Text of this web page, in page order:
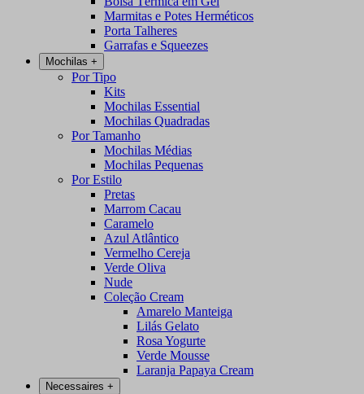
Marmitas e Potes Herméticos
Porta Talheres
Garrafas e Squeezes
Mochilas +
Por Tipo
Kits
Mochilas Essential
Mochilas Quadradas
Por Tamanho
Mochilas Médias
Mochilas Pequenas
Por Estilo
Pretas
Marrom Cacau
Caramelo
Azul Atlântico
Vermelho Cereja
Verde Oliva
Nude
Coleção Cream
Amarelo Manteiga
Lilás Gelato
Rosa Yogurte
Verde Mousse
Laranja Papaya Cream
Necessaires +